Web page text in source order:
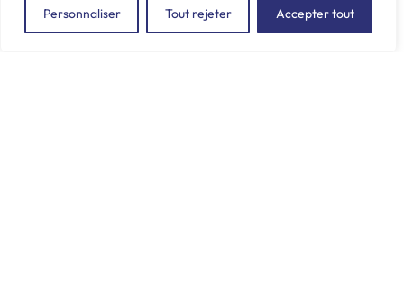
Personnaliser Tout rejeter Accepter tout